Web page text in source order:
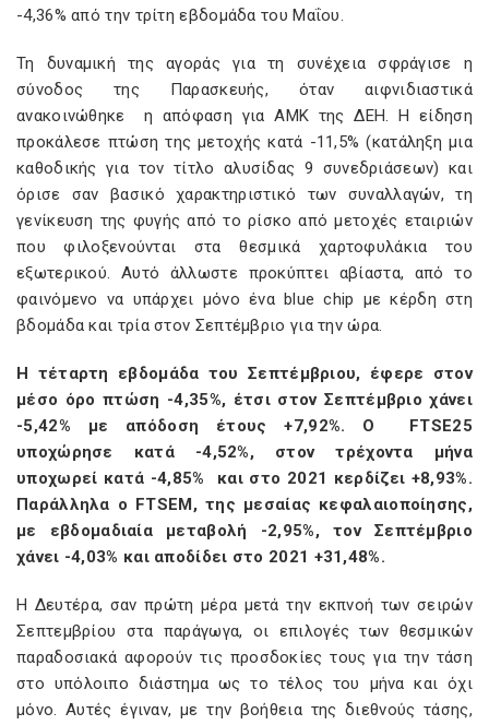
-4,36% από την τρίτη εβδομάδα του Μαΐου.
Τη δυναμική της αγοράς για τη συνέχεια σφράγισε η
σύνοδος της Παρασκευής, όταν αιφνιδιαστικά
ανακοινώθηκε η απόφαση για ΑΜΚ της ΔΕΗ. Η είδηση
προκάλεσε πτώση της μετοχής κατά -11,5% (κατάληξη μια
καθοδικής για τον τίτλο αλυσίδας 9 συνεδριάσεων) και
όρισε σαν βασικό χαρακτηριστικό των συναλλαγών, τη
γενίκευση της φυγής από το ρίσκο από μετοχές εταιριών
που φιλοξενούνται στα θεσμικά χαρτοφυλάκια του
εξωτερικού. Αυτό άλλωστε προκύπτει αβίαστα, από το
φαινόμενο να υπάρχει μόνο ένα blue chip με κέρδη στη
βδομάδα και τρία στον Σεπτέμβριο για την ώρα.
Η τέταρτη εβδομάδα του Σεπτέμβριου, έφερε στον
μέσο όρο πτώση -4,35%, έτσι στον Σεπτέμβριο χάνει
-5,42% με απόδοση έτους +7,92%. Ο FTSE25
υποχώρησε κατά -4,52%, στον τρέχοντα μήνα
υποχωρεί κατά -4,85% και στο 2021 κερδίζει +8,93%.
Παράλληλα ο FTSEM, της μεσαίας κεφαλαιοποίησης,
με εβδομαδιαία μεταβολή -2,95%, τον Σεπτέμβριο
χάνει -4,03% και αποδίδει στο 2021 +31,48%.
Η Δευτέρα, σαν πρώτη μέρα μετά την εκπνοή των σειρών
Σεπτεμβρίου στα παράγωγα, οι επιλογές των θεσμικών
παραδοσιακά αφορούν τις προσδοκίες τους για την τάση
στο υπόλοιπο διάστημα ως το τέλος του μήνα και όχι
μόνο. Αυτές έγιναν, με την βοήθεια της διεθνούς τάσης,